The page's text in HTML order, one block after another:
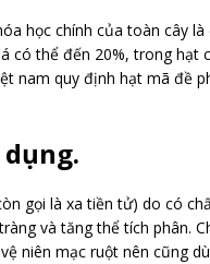
học chính của toàn cây là
có thể đến 20%, trong hạt
nam quy định hạt mã đề
dụng.
gọi là xa tiền tử) do có
và tăng thể tích phân.
niên mạc ruột nên cũng